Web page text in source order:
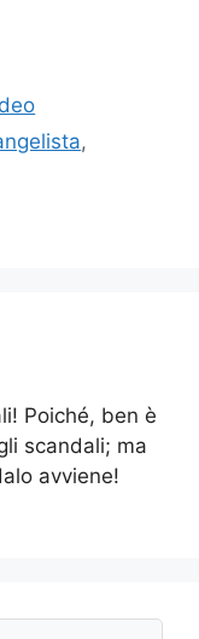
,
Poiché, ben è
scandali; ma
avviene!